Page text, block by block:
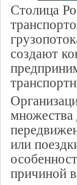
Столица
создают
множества
или
причиной